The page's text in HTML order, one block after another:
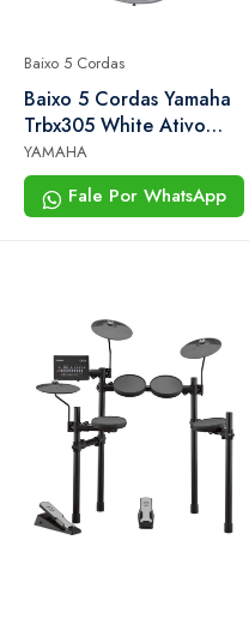
Baixo 5 Cordas
Baixo 5 Cordas Yamaha
Trbx305 White Ativo
Com Performance eq
YAMAHA
Fale Por WhatsApp